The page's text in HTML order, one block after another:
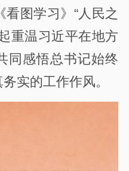
图学习》“人民之
重温习近平在地方
同感悟总书记始终
实的工作作风。